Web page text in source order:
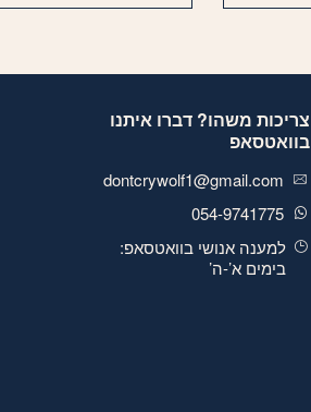
צריכות משהו? דברו איתנו
בוואטסאפ
dontcrywolf1@gmail.com
054-9741775
למענה אנושי בוואטסאפ:
בימים א’-ה’